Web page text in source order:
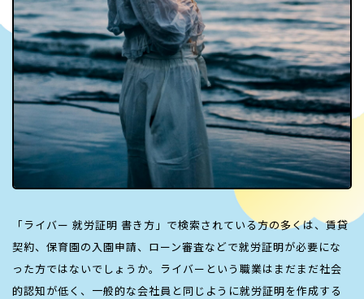
「ライバー 就労証明 書き方」で検索されている方の多くは、賃貸
契約、保育園の入園申請、ローン審査などで就労証明が必要にな
った方ではないでしょうか。ライバーという職業はまだまだ社会
的認知が低く、一般的な会社員と同じように就労証明を作成する